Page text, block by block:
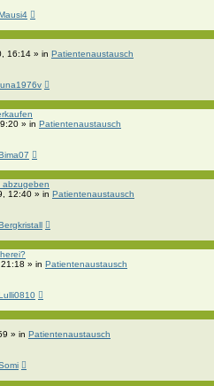
16:14 » in Patientenaustausch
» in Patientenaustausch
abzugeben
12:40 » in Patientenaustausch
» in Patientenaustausch
» in Patientenaustausch